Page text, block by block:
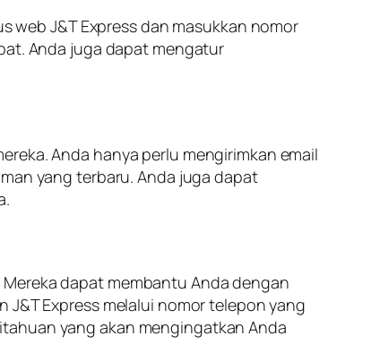
web J&T Express dan masukkan nomor
Anda juga dapat mengatur
Anda hanya perlu mengirimkan email
yang terbaru. Anda juga dapat
dapat membantu Anda dengan
Express melalui nomor telepon yang
yang akan mengingatkan Anda